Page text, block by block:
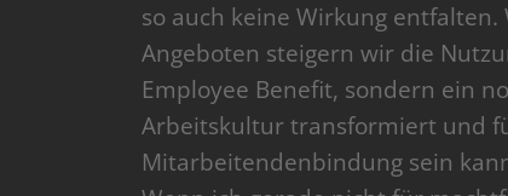
so auch keine Wirkung
Angeboten steigern wir die
Employee Benefit, sondern ein
Arbeitskultur transformiert und
Mitarbeitendenbindung sein